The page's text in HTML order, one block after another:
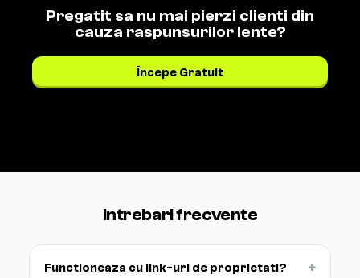
Pregatit sa nu mai pierzi clienti din
cauza raspunsurilor lente?
Începe Gratuit
Intrebari frecvente
Functioneaza cu link-uri de proprietati? +